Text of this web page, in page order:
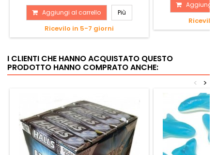
Aggiungi al carrello Più
Ricevilo in 5-7 giorni
Aggiungi
I CLIENTI CHE HANNO ACQUISTATO QUESTO
PRODOTTO HANNO COMPRATO ANCHE:
>
<